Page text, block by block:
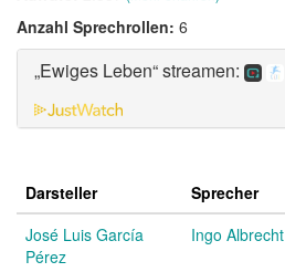
Anzahl Sprechrollen: 6
„Ewiges Leben“ streamen:
Darsteller Sprecher
José Luis García
Pérez
Ingo Albrecht